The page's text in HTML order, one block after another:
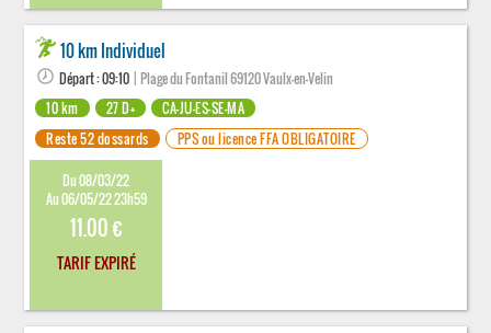
10 km Individuel
Départ : 09:10 | Plage du Fontanil 69120 Vaulx-en-Velin
10 km
27 D+
CA-JU-ES-SE-MA
Reste 52 dossards
PPS ou licence FFA OBLIGATOIRE
Du 08/03/22
Au 06/05/22 23h59
11.00 €
TARIF EXPIRÉ